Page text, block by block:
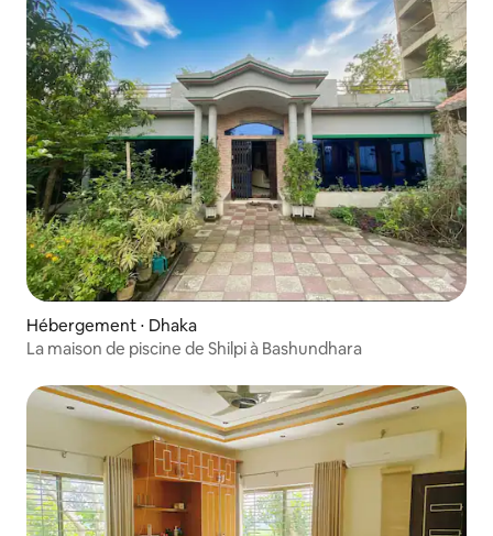
Hébergement ⋅ Dhaka
La maison de piscine de Shilpi à Bashundhara